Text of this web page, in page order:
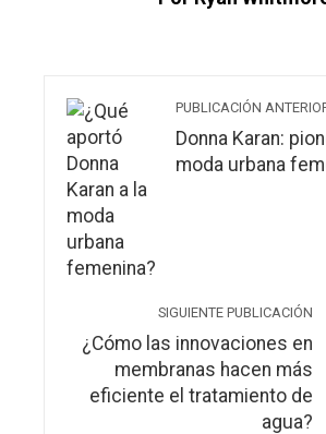
PUBLICACIÓN
Donna Karan:
moda urbana
SIGUIENTE PUBLICACIÓN
¿Cómo las innovaciones en
membranas hacen más
eficiente el tratamiento de
agua?